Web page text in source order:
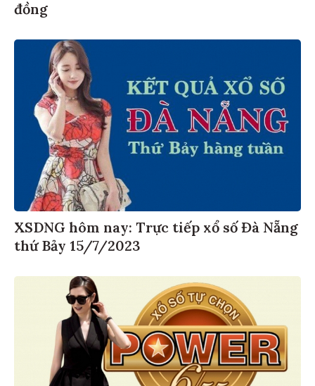
đồng
XSDNG hôm nay: Trực tiếp xổ số Đà Nẵng
thứ Bảy 15/7/2023